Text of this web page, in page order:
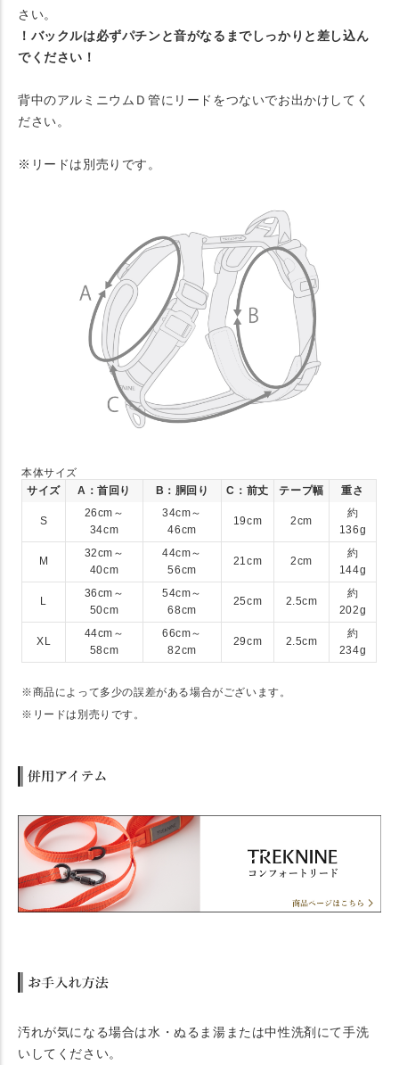
さい。
！バックルは必ずパチンと音がなるまでしっかりと差し込ん
でください！
背中のアルミニウムＤ管にリードをつないでお出かけしてく
ださい。
※リードは別売りです。
本体サイズ
サイズ
A：首回り B：胴回り C：前丈 テープ幅 重さ
S
26cm～
34cm
34cm～
46cm
19cm 2cm
約
136g
M
32cm～
40cm
44cm～
56cm
21cm 2cm
約
144g
L
36cm～
50cm
54cm～
68cm
25cm 2.5cm
約
202g
XL
44cm～
58cm
66cm～
82cm
29cm 2.5cm
約
234g
※商品によって多少の誤差がある場合がございます。
※リードは別売りです。
汚れが気になる場合は水・ぬるま湯または中性洗剤にて手洗
いしてください。